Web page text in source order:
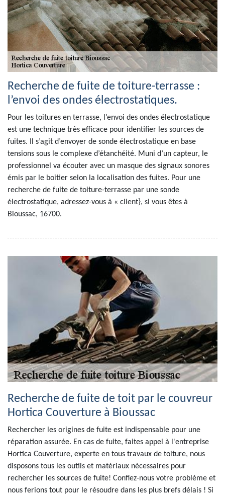
Recherche de fuite de toiture-terrasse :
l’envoi des ondes électrostatiques.
Pour les toitures en terrasse, l’envoi des ondes électrostatique
est une technique très efficace pour identifier les sources de
fuites. Il s’agit d’envoyer de sonde électrostatique en base
tensions sous le complexe d’étanchéité. Muni d’un capteur, le
professionnel va écouter avec un masque des signaux sonores
émis par le boitier selon la localisation des fuites. Pour une
recherche de fuite de toiture-terrasse par une sonde
électrostatique, adressez-vous à « client}, si vous êtes à
Bioussac, 16700.
Recherche de fuite de toit par le couvreur
Hortica Couverture à Bioussac
Rechercher les origines de fuite est indispensable pour une
réparation assurée. En cas de fuite, faites appel à l'entreprise
Hortica Couverture, experte en tous travaux de toiture, nous
disposons tous les outils et matériaux nécessaires pour
rechercher les sources de fuite! Confiez-nous votre problème et
nous ferions tout pour le résoudre dans les plus brefs délais ! Si